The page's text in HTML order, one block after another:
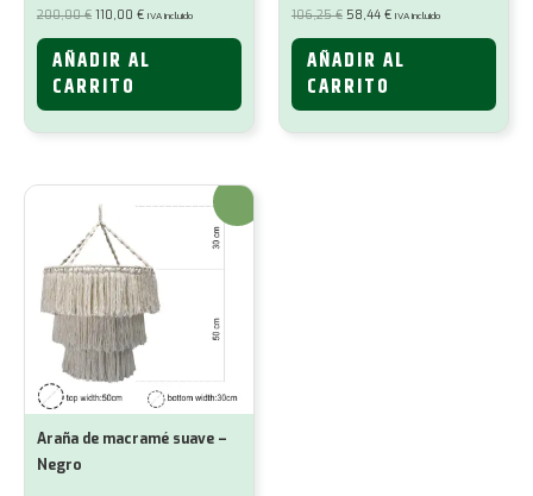
200,00€ El
precio
original
era:
200,00 €.
110,00 €El
actual
es:
110,00 €.
IVA incluido
AÑADIR AL
CARRITO
106,25€ El
precio
original
era:
106,25 €.
58,44 €El
actual
es:
58,44 €.
IVA incluido
AÑADIR AL
CARRITO
¡Oferta!
Araña de macramé suave –
Negro